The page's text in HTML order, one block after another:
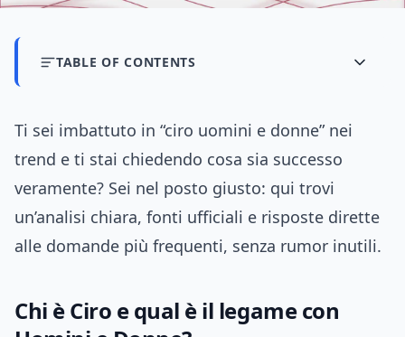
TABLE OF CONTENTS
Ti sei imbattuto in “ciro uomini e donne” nei
trend e ti stai chiedendo cosa sia successo
veramente? Sei nel posto giusto: qui trovi
un’analisi chiara, fonti ufficiali e risposte dirette
alle domande più frequenti, senza rumor inutili.
Chi è Ciro e qual è il legame con